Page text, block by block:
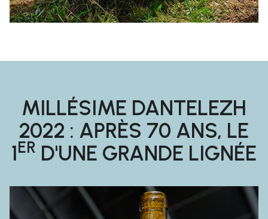
MILLÉSIME DANTELEZH
2022 : APRÈS 70 ANS, LE
1ER D'UNE GRANDE LIGNÉE